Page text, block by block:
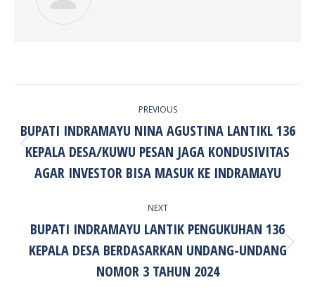
PREVIOUS
Previous
post:
BUPATI INDRAMAYU NINA AGUSTINA LANTIKL 136
KEPALA DESA/KUWU PESAN JAGA KONDUSIVITAS
AGAR INVESTOR BISA MASUK KE INDRAMAYU
NEXT
Next
post:
BUPATI INDRAMAYU LANTIK PENGUKUHAN 136
KEPALA DESA BERDASARKAN UNDANG-UNDANG
NOMOR 3 TAHUN 2024